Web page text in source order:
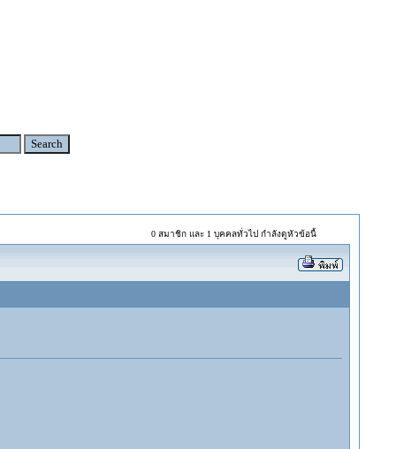
0 สมาชิก และ 1 บุคคลทั่วไป กำลังดูหัวข้อนี้